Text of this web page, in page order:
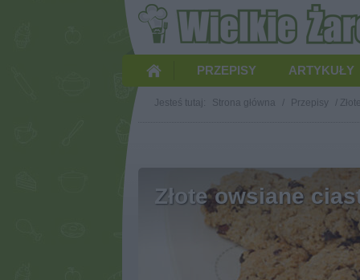
PRZEPISY ARTYKUŁY
Jesteś tutaj: Strona główna / Przepisy /
Złote owsiane